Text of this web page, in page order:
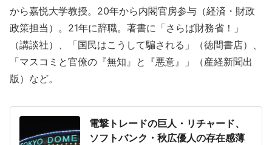
から嘉悦大学教授。20年から内閣官房参与（経済・財政
政策担当）。21年に辞職。著書に「さらば財務省！」
（講談社）、「国民はこうして騙される」（徳間書店）、
「マスコミと官僚の『無知』と『悪意』」（産経新聞出
版）など。
電撃トレードの巨人・リチャード、
ソフトバンク・秋広優人の存在感薄